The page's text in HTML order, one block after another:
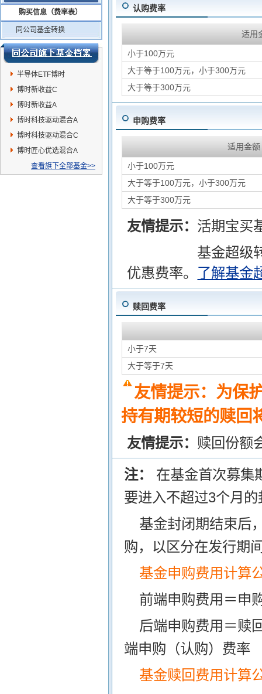
购买信息（费率表）
同公司基金转换
半导体ETF博时
博时新收益C
博时新收益A
博时科技驱动混合A
博时科技驱动混合C
博时匠心优选混合A
查看旗下全部基金>>
认购费率
适用
小于100万元
大于等于100万元，小于300万元
大于等于300万元
申购费率
适用金额
小于100万元
大于等于100万元，小于300万元
大于等于300万元
友情提示： 活期宝买
基金超级
优惠费率。 了解基金
赎回费率
小于7天
大于等于7天
友情提示：为保
持有期较短的赎回
友情提示： 赎回份额
注： 在基金首次募集
要进入不超过3个月
基金封闭期结束后
购，以区分在发行期
基金申购费用计算
前端申购费用＝申
后端申购费用＝赎
端申购（认购）费率
基金赎回费用计算